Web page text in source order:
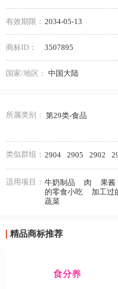
有效期限： 2034-05-13
商标ID： 3507895
国家/地区： 中国大陆
所属类别： 第29类-食品
类似群组： 2904 2905 2902
适用项目： 牛奶制品 肉 果酱
的零食小吃
加工过
蔬菜
精品商标推荐